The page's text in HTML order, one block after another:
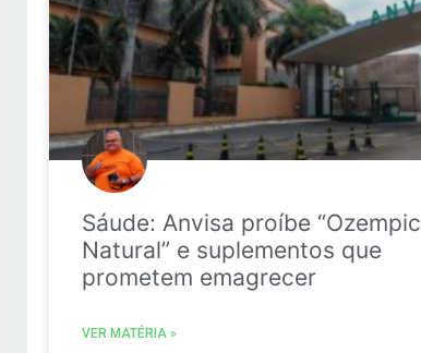
Sáude: Anvisa proíbe “Ozempic
Natural” e suplementos que
prometem emagrecer
VER MATÉRIA »